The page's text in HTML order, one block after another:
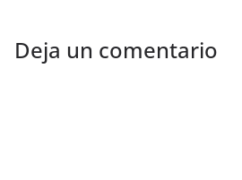
Deja un comentario